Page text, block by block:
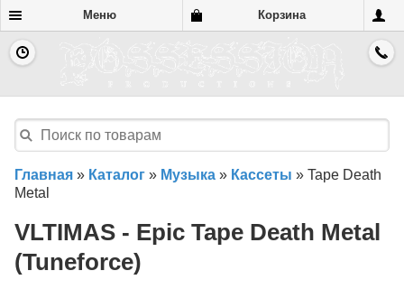
Меню Корзина
Главная » Каталог » Музыка » Кассеты » Tape Death
Metal
VLTIMAS - Epic Tape Death Metal
(Tuneforce)